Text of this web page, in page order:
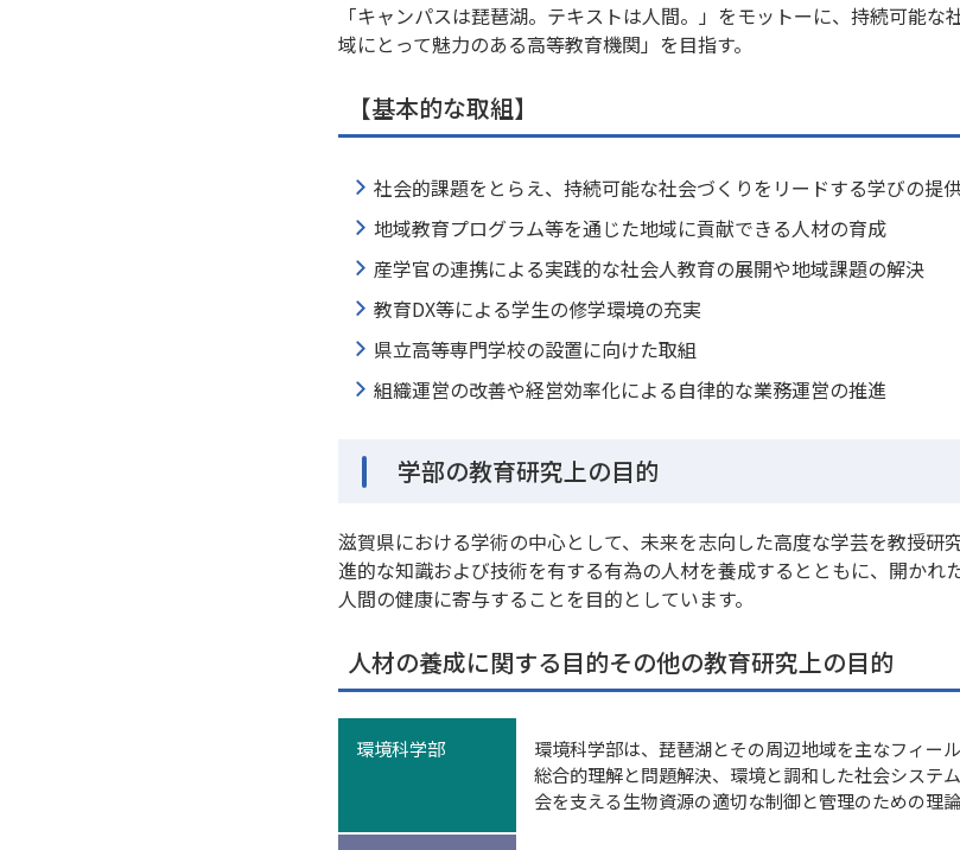
「キャンパスは琵琶湖。テキストは人間。」をモットーに、持続可能
域にとって魅力のある高等教育機関」を目指す。
【基本的な取組】
社会的課題をとらえ、持続可能な社会づくりをリードする学びの提
地域教育プログラム等を通じた地域に貢献できる人材の育成
産学官の連携による実践的な社会人教育の展開や地域課題の解決
教育DX等による学生の修学環境の充実
県立高等専門学校の設置に向けた取組
組織運営の改善や経営効率化による自律的な業務運営の推進
学部の教育研究上の目的
滋賀県における学術の中心として、未来を志向した高度な学芸を教授
進的な知識および技術を有する有為の人材を養成するとともに、開か
人間の健康に寄与することを目的としています。
人材の養成に関する目的その他の教育研究上の目的
環境科学部
環境科学部は、琵琶湖とその周辺地域を主なフィー
総合的理解と問題解決、環境と調和した社会システ
会を支える生物資源の適切な制御と管理のための理